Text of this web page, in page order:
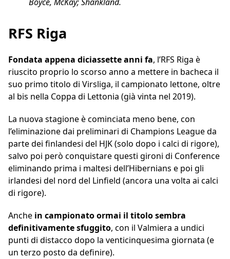
Boyce, McKay; Shankland.
RFS Riga
Fondata appena diciassette anni fa, l’RFS Riga è
riuscito proprio lo scorso anno a mettere in bacheca il
suo primo titolo di Virsliga, il campionato lettone, oltre
al bis nella Coppa di Lettonia (già vinta nel 2019).
La nuova stagione è cominciata meno bene, con
l’eliminazione dai preliminari di Champions League da
parte dei finlandesi del HJK (solo dopo i calci di rigore),
salvo poi però conquistare questi gironi di Conference
eliminando prima i maltesi dell’Hibernians e poi gli
irlandesi del nord del Linfield (ancora una volta ai calci
di rigore).
Anche in campionato ormai il titolo sembra
definitivamente sfuggito, con il Valmiera a undici
punti di distacco dopo la venticinquesima giornata (e
un terzo posto da definire).